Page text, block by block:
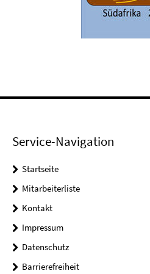
Service-Navigation
Startseite
Mitarbeiterliste
Kontakt
Impressum
Datenschutz
Barrierefreiheit